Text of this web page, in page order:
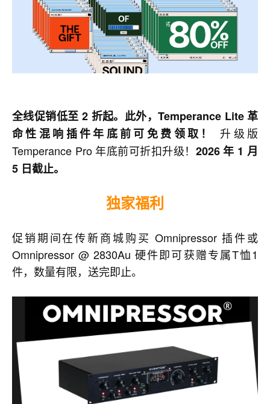
全线促销低至 2 折起。此外，Temperance Lite 革
命性混响插件年底前可免费领取！
升级版
Temperance Pro 年底前可折扣升级！ 2026 年 1 月
5 日截止。
独家福利
促销期间在传新商城购买 Omnipressor 插件或
Omnipressor @ 2830Au 硬件即可获赠专属T恤1
件，数量有限，送完即止。